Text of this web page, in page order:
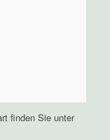
finden Sie unter